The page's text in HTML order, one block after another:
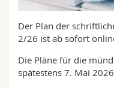
Math.-Nat. und
Interfakultär
Mitarbeitende
Doktorierende
Webmail
MyUnifr
Der Plan der
2/26 ist ab sofort
Die Pläne für die
spätestens 7. Mai